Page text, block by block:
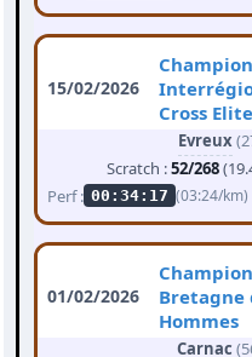
15/02/2026
Cross
Evreux
Scratch :52/268
Perf : 00:34:17 (03:24/km)
01/02/2026
Bretagne
Hommes
Carnac